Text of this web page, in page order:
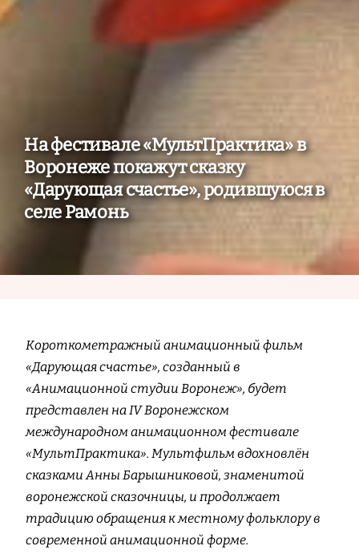
На фестивале «МультПрактика» в
Воронеже покажут сказку
«Дарующая счастье», родившуюся в
селе Рамонь
Короткометражный анимационный фильм
«Дарующая счастье», созданный в
«Анимационной студии Воронеж», будет
представлен на IV Воронежском
международном анимационном фестивале
«МультПрактика». Мультфильм вдохновлён
сказками Анны Барышниковой, знаменитой
воронежской сказочницы, и продолжает
традицию обращения к местному фольклору в
современной анимационной форме.